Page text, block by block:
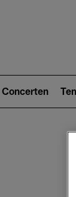
Concerten